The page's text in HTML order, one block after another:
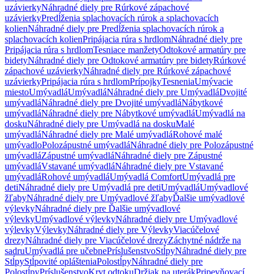
uzávierkyNáhradné diely pre Rúrkové zápachové
uzávierkyPredĺženia splachovacích rúrok a splachovacích
kolienNáhradné diely pre Predĺženia splachovacích rúrok a
splachovacích kolienPripájacia rúra s hrdlomNáhradné diely pre
Pripájacia rúra s hrdlomTesniace manžetyOdtokové armatúry pre
bidetyNáhradné diely pre Odtokové armatúry pre bidetyRúrkové
zápachové uzávierkyNáhradné diely pre Rúrkové zápachové
uzávierkyPripájacia rúra s hrdlomPrípojkyTesneniaUmývacie
miestoUmývadláUmývadláNáhradné diely pre UmývadláDvojité
umývadláNáhradné diely pre Dvojité umývadláNábytkové
umývadláNáhradné diely pre Nábytkové umývadláUmývadlá na
doskuNáhradné diely pre Umývadlá na doskuMalé
umývadláNáhradné diely pre Malé umývadláRohové malé
umývadloPolozápustné umývadláNáhradné diely pre Polozápustné
umývadláZápustné umývadláNáhradné diely pre Zápustné
umývadláVstavané umývadláNáhradné diely pre Vstavané
umývadláRohové umývadláUmývadlá ComfortUmývadlá pre
detiNáhradné diely pre Umývadlá pre detiUmývadláUmývadlové
žľabyNáhradné diely pre Umývadlové žľabyĎalšie umývadlové
výlevkyNáhradné diely pre Ďalšie umývadlové
výlevkyUmývadlové výlevkyNáhradné diely pre Umývadlové
výlevkyVýlevkyNáhradné diely pre VýlevkyViacúčelové
drezyNáhradné diely pre Viacúčelové drezyZáchytné nádrže na
sadruUmývadlá pre učebnePríslušenstvoStĺpyNáhradné diely pre
StĺpyStĺpovité oplášteniaPolostĺpyNáhradné diely pre
PolostĺpyPríslušenstvoKryt odtokuDržiak na uterákPripevňovací